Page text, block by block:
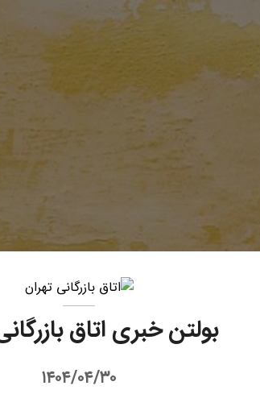
بولتن خبری اتاق
۱۴۰۴/۰۴/۳۰